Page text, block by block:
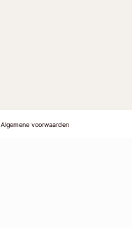
Algemene voorwaarden